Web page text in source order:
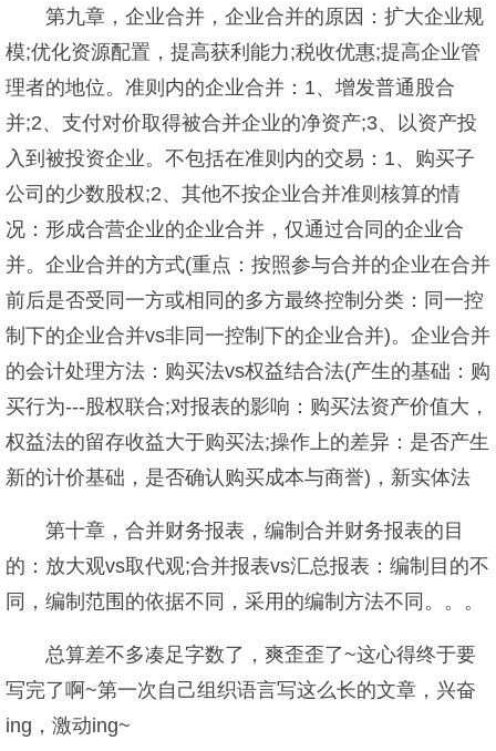
第九章，企业合并，企业合并的原因：扩大企业规
模;优化资源配置，提高获利能力;税收优惠;提高企业管
理者的地位。准则内的企业合并：1、增发普通股合
并;2、支付对价取得被合并企业的净资产;3、以资产投
入到被投资企业。不包括在准则内的交易：1、购买子
公司的少数股权;2、其他不按企业合并准则核算的情
况：形成合营企业的企业合并，仅通过合同的企业合
并。企业合并的方式(重点：按照参与合并的企业在合并
前后是否受同一方或相同的多方最终控制分类：同一控
制下的企业合并vs非同一控制下的企业合并)。企业合并
的会计处理方法：购买法vs权益结合法(产生的基础：购
买行为---股权联合;对报表的影响：购买法资产价值大，
权益法的留存收益大于购买法;操作上的差异：是否产生
新的计价基础，是否确认购买成本与商誉)，新实体法
第十章，合并财务报表，编制合并财务报表的目
的：放大观vs取代观;合并报表vs汇总报表：编制目的不
同，编制范围的依据不同，采用的编制方法不同。。。
总算差不多凑足字数了，爽歪歪了~这心得终于要
写完了啊~第一次自己组织语言写这么长的文章，兴奋
ing，激动ing~